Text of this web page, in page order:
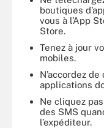
boutiques
vous à l’App
Store.
Tenez à jour
mobiles.
N’accordez
applications
Ne cliquez
des SMS
l’expéditeur.